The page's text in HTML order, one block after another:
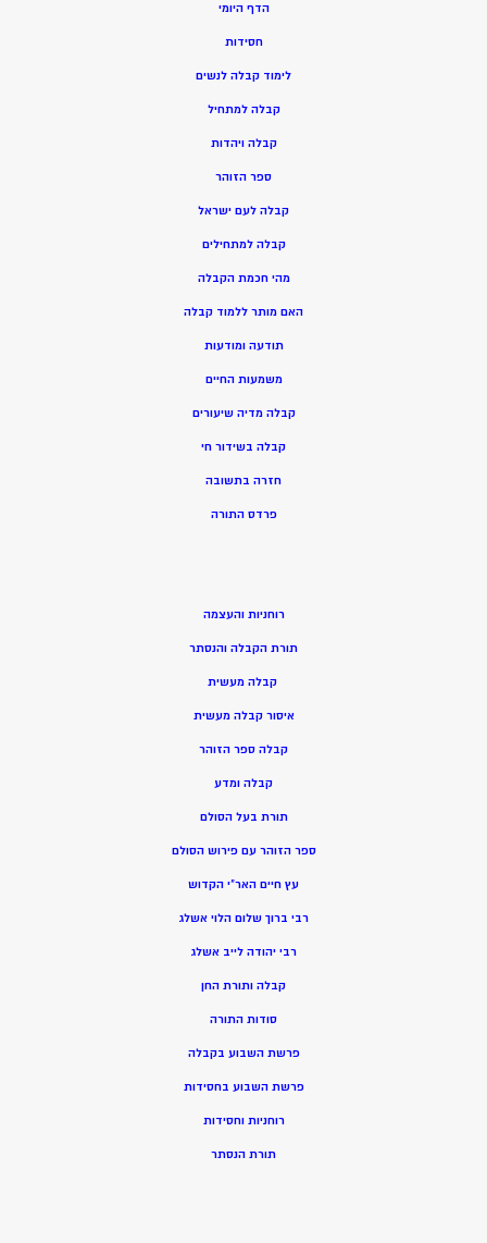
הדף היומי
חסידות
לימוד קבלה לנשים
קבלה למתחיל
קבלה ויהדות
ספר הזוהר
קבלה לעם ישראל
קבלה למתחילים
מהי חכמת הקבלה
האם מותר ללמוד קבלה
תודעה ומודעות
משמעות החיים
קבלה מדיה שיעורים
קבלה בשידור חי
חזרה בתשובה
פרדס התורה
רוחניות והעצמה
תורת הקבלה והנסתר
קבלה מעשית
איסור קבלה מעשית
קבלה ספר הזוהר
קבלה ומדע
תורת בעל הסולם
ספר הזוהר עם פירוש הסולם
עץ חיים האר”י הקדוש
רבי ברוך שלום הלוי אשלג
רבי יהודה לייב אשלג
קבלה ותורת החן
סודות התורה
פרשת השבוע בקבלה
פרשת השבוע בחסידות
רוחניות וחסידות
תורת הנסתר